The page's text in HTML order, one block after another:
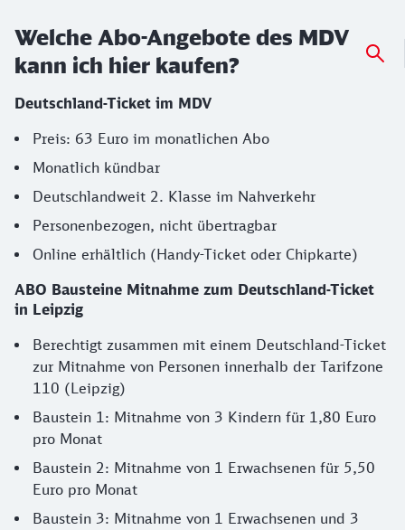
Welche Abo-Angebote des MDV
kann ich hier kaufen?
Deutschland-Ticket im MDV
Preis: 63 Euro im monatlichen Abo
Monatlich kündbar
Deutschlandweit 2. Klasse im Nahverkehr
Personenbezogen, nicht übertragbar
Online erhältlich (Handy-Ticket oder Chipkarte)
ABO Bausteine Mitnahme zum Deutschland-Ticket
in Leipzig
Berechtigt zusammen mit einem Deutschland-Ticket
zur Mitnahme von Personen innerhalb der Tarifzone
110 (Leipzig)
Baustein 1: Mitnahme von 3 Kindern für 1,80 Euro
pro Monat
Baustein 2: Mitnahme von 1 Erwachsenen für 5,50
Euro pro Monat
Baustein 3: Mitnahme von 1 Erwachsenen und 3